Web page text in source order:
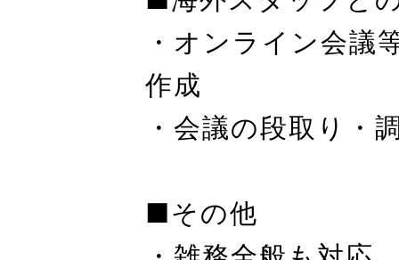
・オンライン会議
作成
・会議の段取り・
■その他